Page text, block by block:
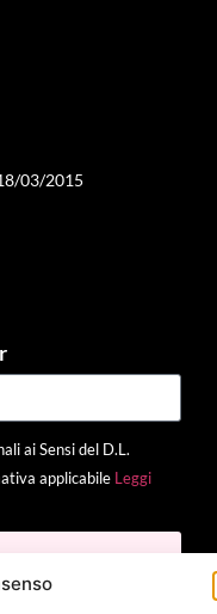
03/2015
ai Sensi del D.L.
applicabile Leggi